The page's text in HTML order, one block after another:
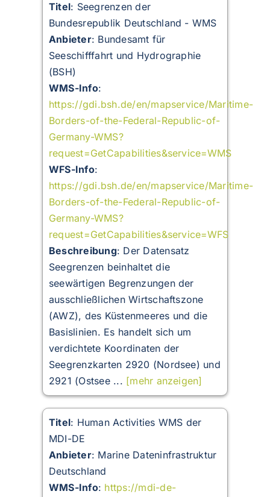
Titel: Seegrenzen der
Bundesrepublik Deutschland - WMS
Anbieter: Bundesamt für
Seeschifffahrt und Hydrographie
(BSH)
WMS-Info:
https://gdi.bsh.de/en/mapservice/Maritime-
Borders-of-the-Federal-Republic-of-
Germany-WMS?
request=GetCapabilities&service=WMS
WFS-Info:
https://gdi.bsh.de/en/mapservice/Maritime-
Borders-of-the-Federal-Republic-of-
Germany-WMS?
request=GetCapabilities&service=WFS
Beschreibung: Der Datensatz
Seegrenzen beinhaltet die
seewärtigen Begrenzungen der
ausschließlichen Wirtschaftszone
(AWZ), des Küstenmeeres und die
Basislinien. Es handelt sich um
verdichtete Koordinaten der
Seegrenzkarten 2920 (Nordsee) und
2921 (Ostsee ... [mehr anzeigen]
Titel: Human Activities WMS der
MDI-DE
Anbieter: Marine Dateninfrastruktur
Deutschland
WMS-Info: https://mdi-de-